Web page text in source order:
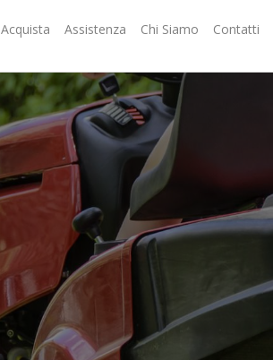
Acquista Assistenza Chi Siamo Contatti